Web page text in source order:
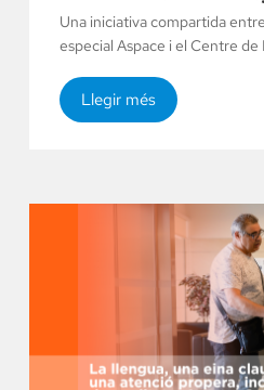
Una iniciativa compartida
especial Aspace i el Centre de
Llegir més